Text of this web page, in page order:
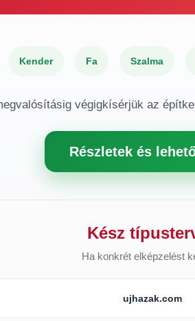
Kender Fa Szalma
végigkísérjük az
Részletek és
Kész
Ha konkrét elképzelést
ujhazak.com